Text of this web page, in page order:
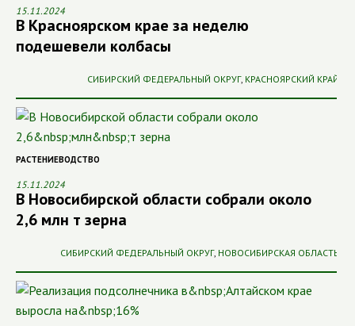
15.11.2024
В Красноярском крае за неделю
подешевели колбасы
СИБИРСКИЙ ФЕДЕРАЛЬНЫЙ ОКРУГ, КРАСНОЯРСКИЙ КРАЙ
РАСТЕНИЕВОДСТВО
15.11.2024
В Новосибирской области собрали около
2,6 млн т зерна
СИБИРСКИЙ ФЕДЕРАЛЬНЫЙ ОКРУГ, НОВОСИБИРСКАЯ ОБЛАСТЬ